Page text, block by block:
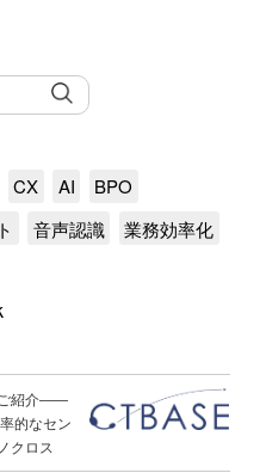
CX AI
BPO
音声認識 業務効率化
ご紹介――
的なセン
クロス